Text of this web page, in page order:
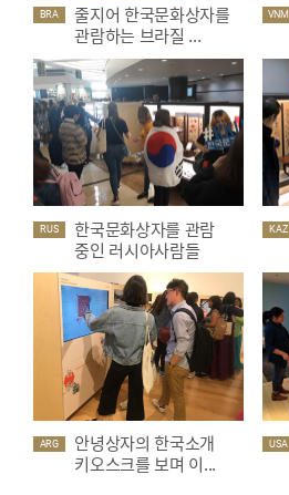
BRA
줄지어 한국문화상자를
관람하는 브라질 ...
VNM
RUS
한국문화상자를 관람
중인 러시아사람들
KAZ
ARG
안녕상자의 한국소개
키오스크를 보며 이...
USA